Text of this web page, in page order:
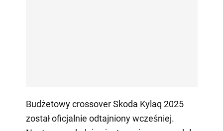
Budżetowy crossover Skoda Kylaq 2025
został oficjalnie odtajniony wcześniej.